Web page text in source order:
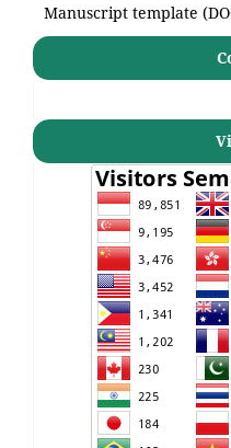
Manuscript template